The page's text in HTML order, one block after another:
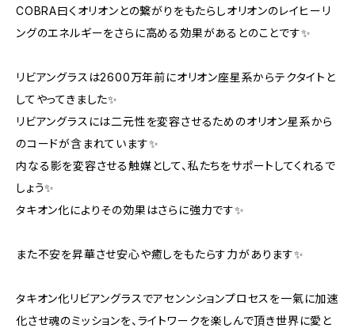
COBRA曰くオリオンとの繋がりをもたらしオリオンのレイヒーリ
ングのエネルギーをさらに高める効果があるとのことです✨
リビアングラスは2600万年前にオリオン座星系からテクタイトと
してやってきました✨
リビアングラスには二元性を変容させるためのオリオン星系から
のコードが含まれています✨
内なる影を変容させる触媒として、私たちをサポートしてくれるで
しょう✨
タキオン化によりその効果はさらに強力です✨
また不安を昇華させ安心や癒しをもたらす力があります✨
タキオン化リビアングラスでアセンンションプロセスを一氣に加速
化させ魂のミッションを、ライトワークを楽しんで頂き世界に愛と